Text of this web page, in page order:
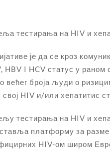
тестирања на HIV и
је да се кроз
HBV I HCV статус у
већег броја људи о
свој HIV и/или хепатитис
тестирања на HIV и
платформу за
HIV-ом широм